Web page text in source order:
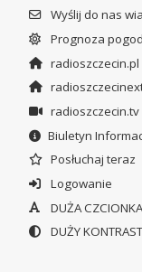
Wyślij do nas
Prognoza
radioszczecin.pl
radioszczecin.tv
Biuletyn
Posłuchaj teraz
Logowanie
DUŻA CZCIONKA
DUŻY KONTRAST